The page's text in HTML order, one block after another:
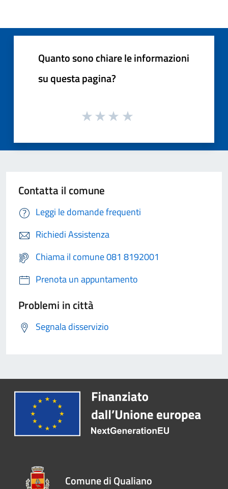
Quanto sono chiare le informazioni
su questa pagina?
Contatta il comune
Leggi le domande frequenti
Richiedi Assistenza
Chiama il comune 081 8192001
Prenota un appuntamento
Problemi in città
Segnala disservizio
Comune di Qualiano